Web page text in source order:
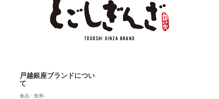
戸越銀座ブランドについ
て
食品・飲料